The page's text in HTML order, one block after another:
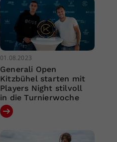
01.08.2023
Generali Open
Kitzbühel starten mit
Players Night stilvoll
in die Turnierwoche